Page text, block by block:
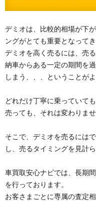
デミオは、比較的相場が下
ングがとても重要となってき
デミオを高く売るには、売
納車からある一定の期間を
しまう、、、ということが
どれだけ丁寧に乗っていて
売っても、それは変わりませ
そこで、デミオを売るには
し、売るタイミングを見計
車買取安心ナビでは、長期
を行っております。
お客さまごとに専属の査定